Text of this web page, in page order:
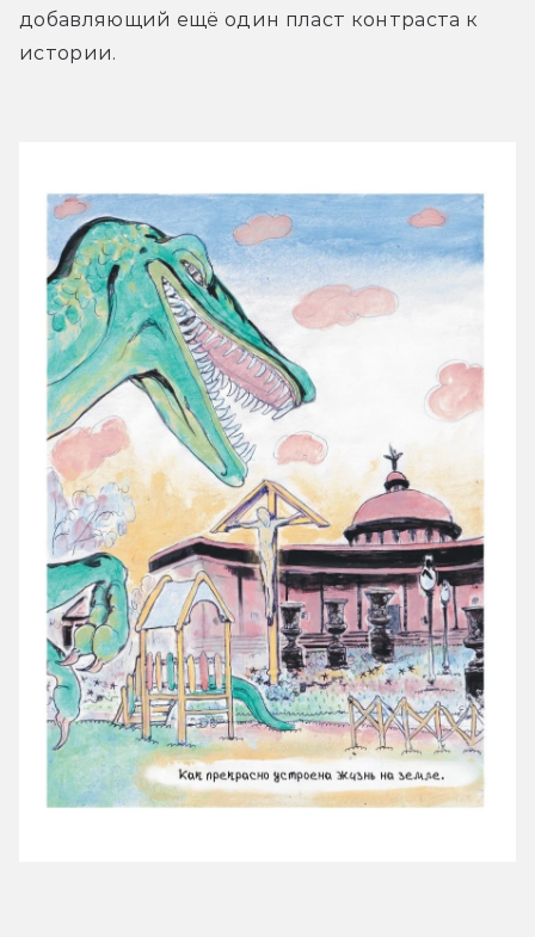
добавляющий ещё один пласт контраста к
истории.